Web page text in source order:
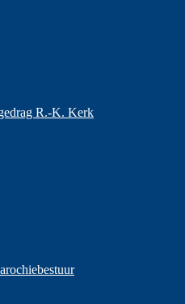
R.-K. Kerk